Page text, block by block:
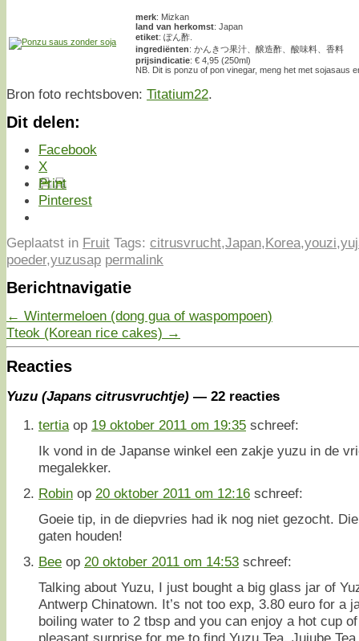
merk: Mizkan
land van herkomst: Japan
etiket: ぽん酢.
ingrediënten: かんきつ果汁、醸造酢、酸味料、香料
prijsindicatie: € 4,95 (250ml)
NB. Dit is ponzu of pon vinegar, meng het met sojasaus
Bron foto rechtsboven: Titatium22.
Dit delen:
Facebook
X
Print
Pinterest
Geplaatst in Fruit Tags: citrusvrucht,Japan,Korea,youzi,
poeder,yuzusap permalink
Berichtnavigatie
← Wintermeloen (dong gua of waspompoen)
Tteok (Korean rice cakes) →
Reacties
Yuzu (Japans citrusvruchtje) — 22 reacties
tertia op 19 oktober 2011 om 19:35 schreef:
Ik vond in de Japanse winkel een zakje yuzu in de
megalekker.
Robin op 20 oktober 2011 om 12:16 schreef:
Goeie tip, in de diepvries had ik nog niet gezocht.
gaten houden!
Bee op 20 oktober 2011 om 14:53 schreef:
Talking about Yuzu, I just bought a big glass jar of
Antwerp Chinatown. It’s not too exp, 3.80 euro for a
boiling water to 2 tbsp and you can enjoy a hot cup
pleasant surprise for me to find Yuzu Tea, Jujube